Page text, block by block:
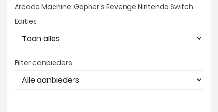
Arcade Machine: Gopher's Revenge Nintendo Switch
Edities
Filter aanbieders